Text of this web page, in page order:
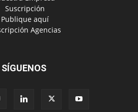
‎ Suscripción
‎ Publique aquí
Agencias
SÍGUENOS